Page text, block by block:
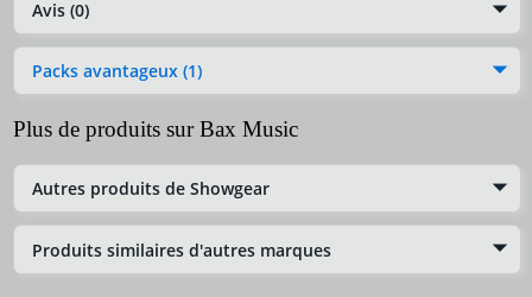
Avis (0)
Packs avantageux (1)
Plus de produits sur Bax Music
Autres produits de Showgear
Produits similaires d'autres marques